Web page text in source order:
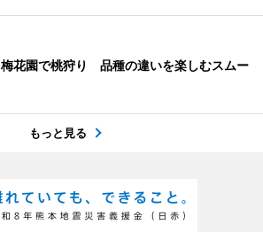
花園で桃狩り 品種の違いを楽しむスムー
もっと見る